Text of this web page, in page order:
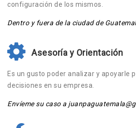
configuración de los mismos.
Dentro y fuera de la ciudad de
Asesoría y Orientación
Es un gusto poder analizar y apoyarle
decisiones en su empresa.
Envíeme su caso a